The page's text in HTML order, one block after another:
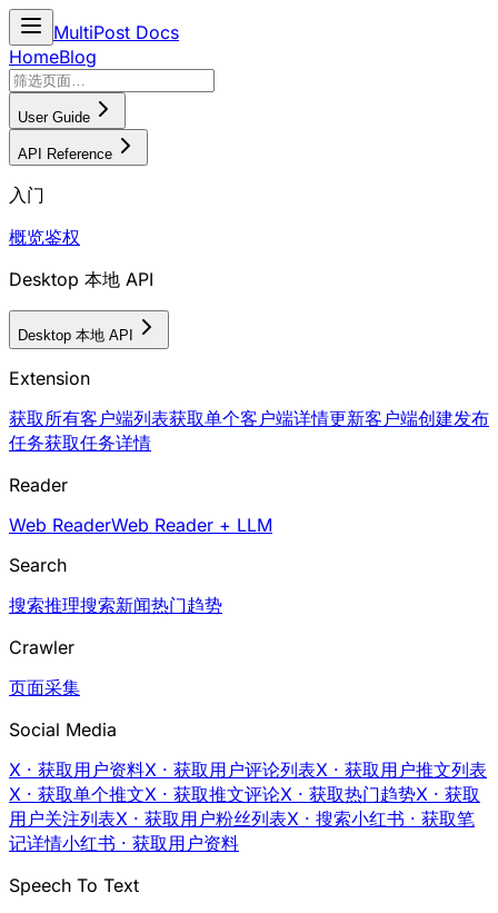
MultiPost Docs
HomeBlog
User Guide
API Reference
入门
概览鉴权
Desktop 本地 API
Desktop 本地 API
Extension
获取所有客户端列表获取单个客户端详情更新客户端创建发布
任务获取任务详情
Reader
Web ReaderWeb Reader + LLM
Search
搜索推理搜索新闻热门趋势
Crawler
页面采集
Social Media
X · 获取用户资料X · 获取用户评论列表X · 获取用户推文列表
X · 获取单个推文X · 获取推文评论X · 获取热门趋势X · 获取
用户关注列表X · 获取用户粉丝列表X · 搜索小红书 · 获取笔
记详情小红书 · 获取用户资料
Speech To Text